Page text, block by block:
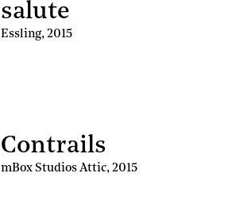
salute
Essling,2015
Contrails
mBox Studios Attic,2015